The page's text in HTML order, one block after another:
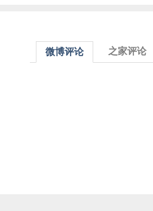
微博评论 之家评论